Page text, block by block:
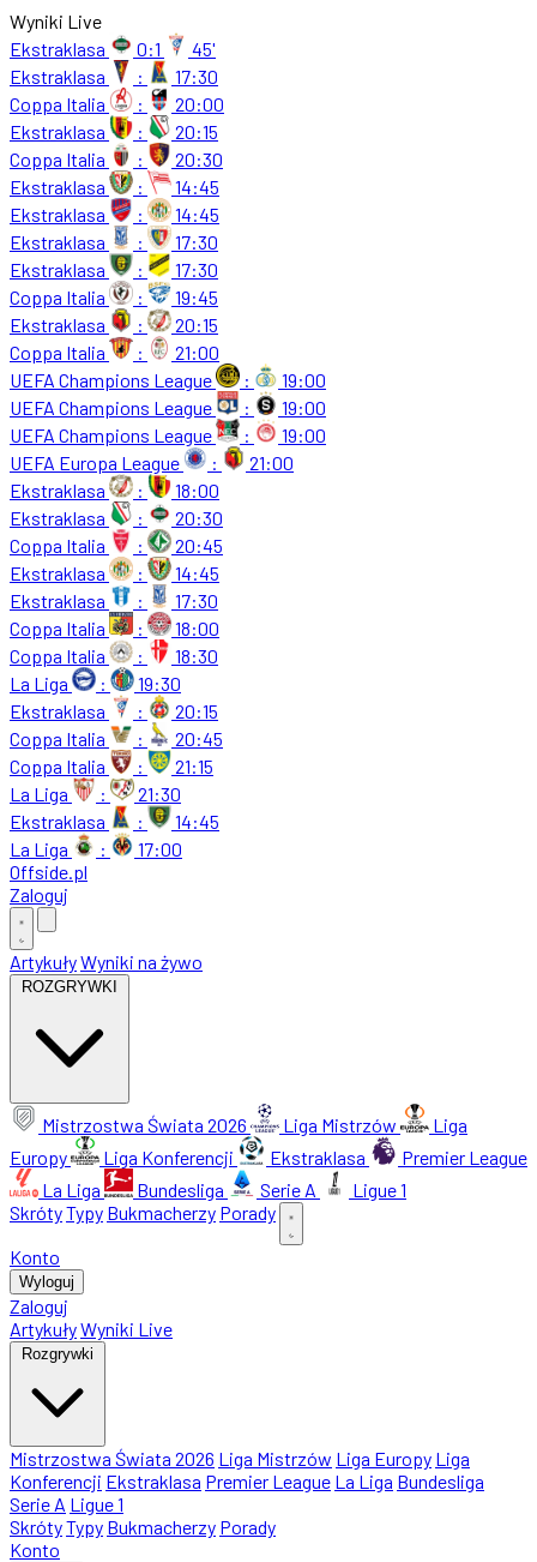
Wyniki Live
Ekstraklasa
0:1
45'
Ekstraklasa
:
17:30
Coppa Italia
:
20:00
Ekstraklasa
:
20:15
Coppa Italia
:
20:30
Ekstraklasa
:
14:45
Ekstraklasa
:
14:45
Ekstraklasa
:
17:30
Ekstraklasa
:
17:30
Coppa Italia
:
19:45
Ekstraklasa
:
20:15
Coppa Italia
:
21:00
UEFA Champions League
:
19:00
UEFA Champions League
:
19:00
UEFA Champions League
:
19:00
UEFA Europa League
:
21:00
Ekstraklasa
:
18:00
Ekstraklasa
:
20:30
Coppa Italia
:
20:45
Ekstraklasa
:
14:45
Ekstraklasa
:
17:30
Coppa Italia
:
18:00
Coppa Italia
:
18:30
La Liga
:
19:30
Ekstraklasa
:
20:15
Coppa Italia
:
20:45
Coppa Italia
:
21:15
La Liga
:
21:30
Ekstraklasa
:
14:45
La Liga
:
17:00
Offside.pl
Zaloguj
ArtykułyWyniki na żywo
ROZGRYWKI
Mistrzostwa Świata 2026 Liga Mistrzów
Liga
Europy
Liga Konferencji Ekstraklasa
Premier League
La Liga
Bundesliga Serie A
Ligue 1
SkrótyTypy Bukmacherzy Porady
Konto
Wyloguj
Zaloguj
ArtykułyWyniki Live
Rozgrywki
Mistrzostwa Świata 2026 Liga Mistrzów Liga Europy Liga
Konferencji Ekstraklasa Premier League La Liga Bundesliga
Serie A Ligue 1
SkrótyTypy Bukmacherzy Porady
Konto